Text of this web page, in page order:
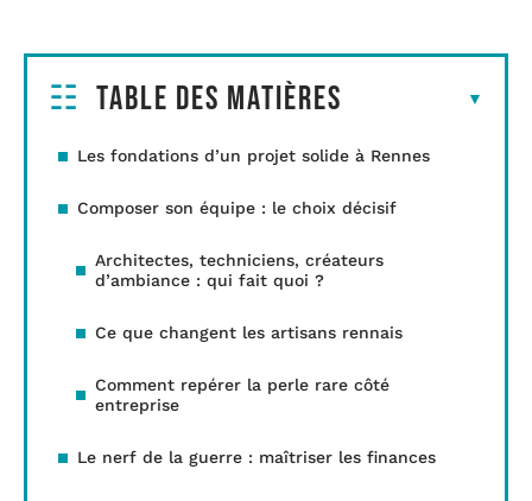
Table des matières
Les fondations d’un projet solide à Rennes
Composer son équipe : le choix décisif
Architectes, techniciens, créateurs
d’ambiance : qui fait quoi ?
Ce que changent les artisans rennais
Comment repérer la perle rare côté
entreprise
Le nerf de la guerre : maîtriser les finances